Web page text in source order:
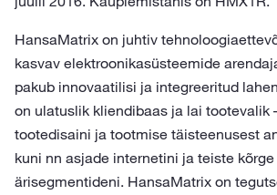
HansaMatrix on juhtiv
kasvav elektroonikasüsteemide
pakub innovaatilisi ja integreeritud
on ulatuslik kliendibaas ja lai tootevalik
tootedisaini ja tootmise täisteenusest
kuni nn asjade internetini ja teiste
ärisegmentideni. HansaMatrix on